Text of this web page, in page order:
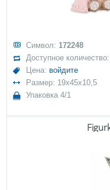
Символ: 172248
Доступное
Цена: войдите
Размер: 19x45x10,5
Упаковка 4/1